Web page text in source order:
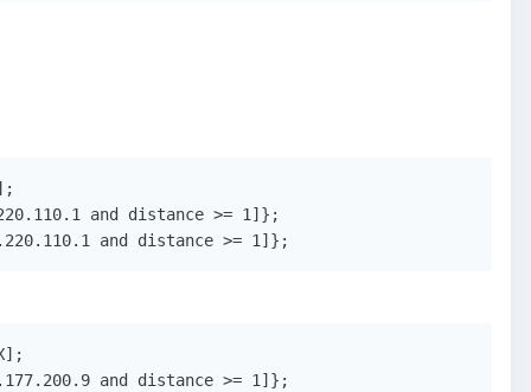
and distance >= 1]};
and distance >= 1]};